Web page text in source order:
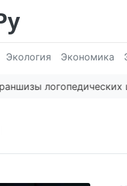
Экология Экономика
логопедических